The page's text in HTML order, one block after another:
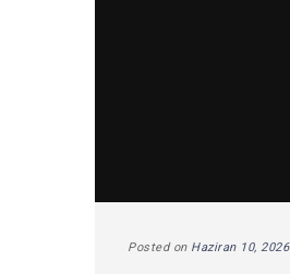
Posted on Haziran 10, 2026